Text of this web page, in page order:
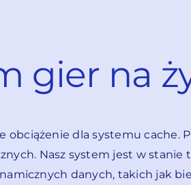
gier na
dla systemu cache.
Nasz system jest w stanie
danych, takich jak